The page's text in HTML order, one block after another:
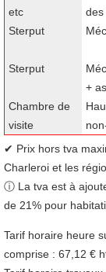
etc
des
Sterput
Sterput
+
Chambre de
visite
✔ Prix hors tva
Charleroi et les
ⓘ La tva est à
de 21% pour
Tarif horaire heure
comprise : 67,12 €